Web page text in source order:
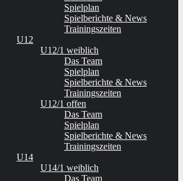
Spielplan
Spielberichte & News
Trainingszeiten
U12
U12/1 weiblich
Das Team
Spielplan
Spielberichte & News
Trainingszeiten
U12/1 offen
Das Team
Spielplan
Spielberichte & News
Trainingszeiten
U14
U14/1 weiblich
Das Team